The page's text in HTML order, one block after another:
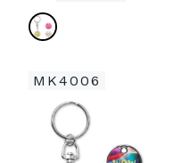
MK4006